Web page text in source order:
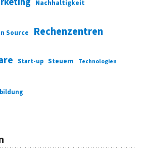
Nachhaltigkeit
Source Rechenzentren
Start-up Steuern Technologien